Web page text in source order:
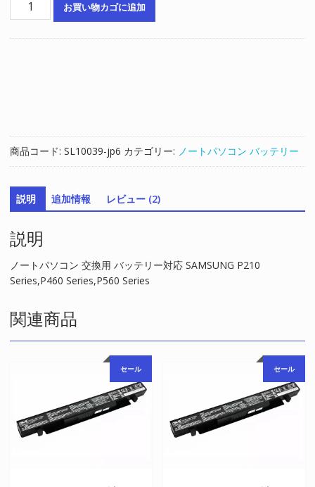
用
バ
ッ
テ
リ
対
応
SAMSUNG
P210
Series,P560
Series
個
お買い物カゴに追加
商品コード: SL10039-jp6 カテゴリー: ノートパソコン バッテリー
説明 追加情報 レビュー (2)
説明
ノートパソコン 交換用 バッテリー対応 SAMSUNG P210
Series,P460 Series,P560 Series
関連商品
セール セール